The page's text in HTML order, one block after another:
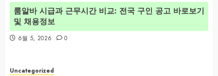
룸알바 시급과 근무시간 비교: 전국 구인 공고 바로보기
및 채용정보
6월 5, 2026 0
Uncategorized